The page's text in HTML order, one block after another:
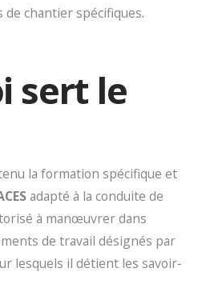
chantier spécifiques.
sert le
la formation spécifique et
adapté à la conduite de
à manœuvrer dans
de travail désignés par
lesquels il détient les savoir-